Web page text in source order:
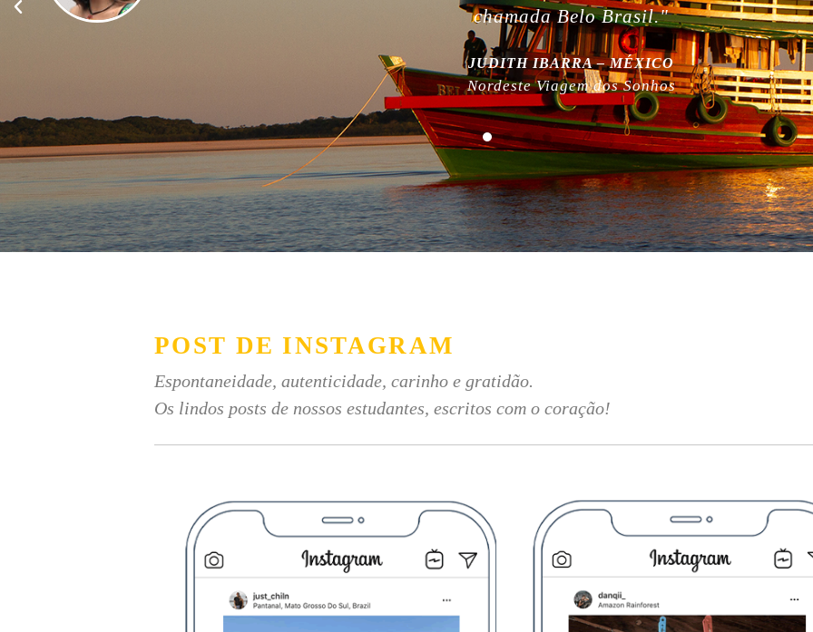
MILLA NURMI | FINLÂNDIA
Expedição Amazônia
POST DE INSTAGRAM
Espontaneidade, autenticidade, carinho e gratidão.
Os lindos posts de nossos estudantes, escritos com o coração!